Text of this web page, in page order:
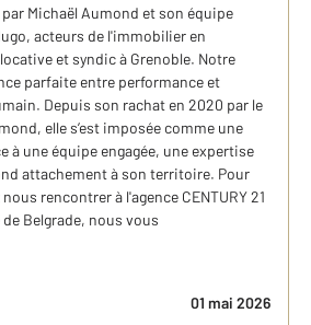
Michaël Aumond et son équipe
acteurs de l'immobilier en
et syndic à Grenoble. Notre
parfaite entre performance et
Depuis son rachat en 2020 par le
elle s’est imposée comme une
à une équipe engagée, une expertise
attachement à son territoire. Pour
rencontrer à l'agence CENTURY 21
Belgrade, nous vous
01 mai 2026